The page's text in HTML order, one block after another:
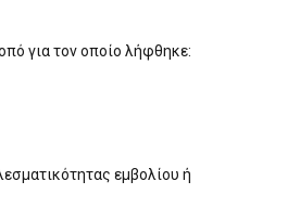
για τον οποίο λήφθηκε:
εμβολίου ή